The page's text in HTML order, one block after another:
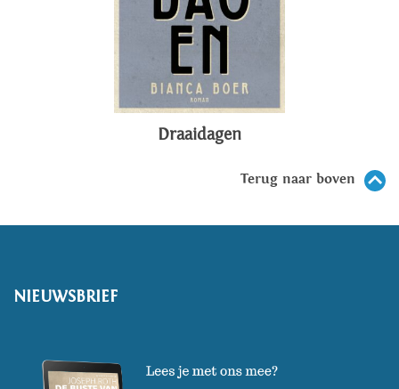
Draaidagen
Terug naar boven
NIEUWSBRIEF